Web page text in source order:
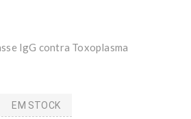
IgG contra Toxoplasma
EM STOCK